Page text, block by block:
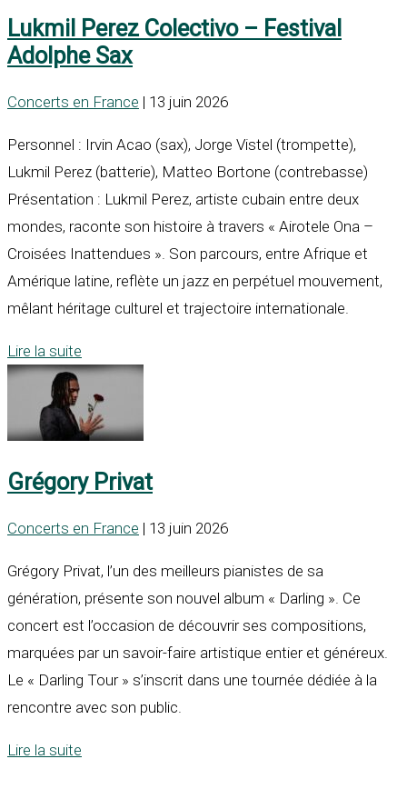
Lukmil Perez Colectivo – Festival
Adolphe Sax
Concerts en France | 13 juin 2026
Personnel : Irvin Acao (sax), Jorge Vistel (trompette),
Lukmil Perez (batterie), Matteo Bortone (contrebasse)
Présentation : Lukmil Perez, artiste cubain entre deux
mondes, raconte son histoire à travers « Airotele Ona –
Croisées Inattendues ». Son parcours, entre Afrique et
Amérique latine, reflète un jazz en perpétuel mouvement,
mêlant héritage culturel et trajectoire internationale.
Lire la suite
Grégory Privat
Concerts en France | 13 juin 2026
Grégory Privat, l’un des meilleurs pianistes de sa
génération, présente son nouvel album « Darling ». Ce
concert est l’occasion de découvrir ses compositions,
marquées par un savoir-faire artistique entier et généreux.
Le « Darling Tour » s’inscrit dans une tournée dédiée à la
rencontre avec son public.
Lire la suite